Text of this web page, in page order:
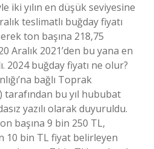
iki yılın en düşük seviyesine
teslimatlı buğday fiyatı
ton başına 218,75
Aralık 2021’den bu yana en
2024 buğday fiyatı ne olur?
bağlı Toprak
bu yıl hububat
yazılı olarak duyuruldu.
başına 9 bin 250 TL,
10 bin TL fiyat belirleyen